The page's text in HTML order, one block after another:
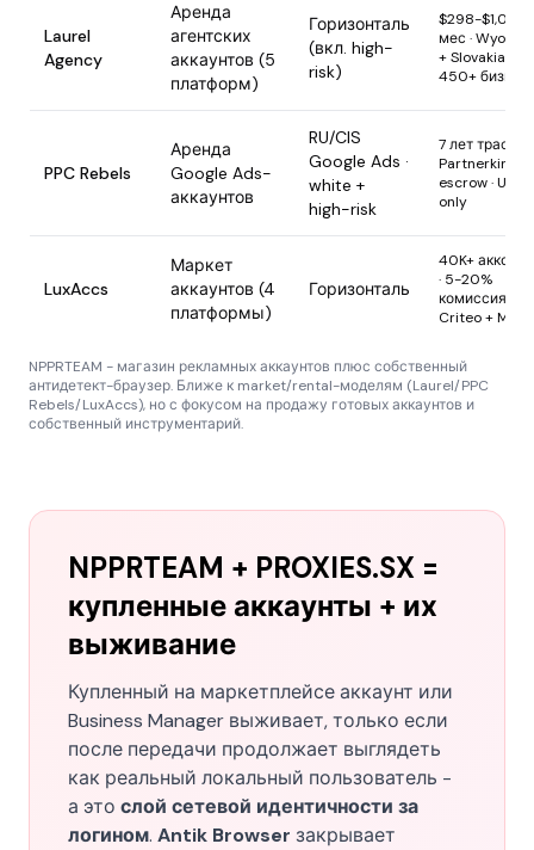
Laurel
Agency
Аренда
агентских
аккаунтов (5
платформ)
Горизонталь
(вкл. high-
risk)
$298-$1,098/
мес ·
+ Slovakia LLC
450+
PPC Rebels
Аренда
Google Ads-
аккаунтов
RU/CIS
Google Ads ·
white +
high-risk
7 лет траста ·
Partnerkin
escrow · USDT
only
LuxAccs
Маркет
аккаунтов (4
платформы)
Горизонталь
40K+ акков/
· 5-20%
комиссия ·
Criteo +
NPPRTEAM - магазин рекламных аккаунтов плюс собственный
антидетект-браузер. Ближе к market/rental-моделям (Laurel/PPC
Rebels/LuxAccs), но с фокусом на продажу готовых аккаунтов и
собственный инструментарий.
NPPRTEAM + PROXIES.SX =
купленные аккаунты + их
выживание
Купленный на маркетплейсе аккаунт или
Business Manager выживает, только если
после передачи продолжает выглядеть
как реальный локальный пользователь -
а это слой сетевой идентичности за
логином. Antik Browser закрывает